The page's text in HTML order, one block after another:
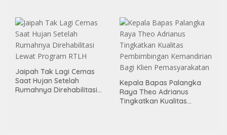
ke-81
Jaipah Tak Lagi Cemas
Saat Hujan Setelah
Rumahnya Direhabilitasi
Kepala Bapas Palangka
Raya Theo Adrianus
Tingkatkan Kualitas